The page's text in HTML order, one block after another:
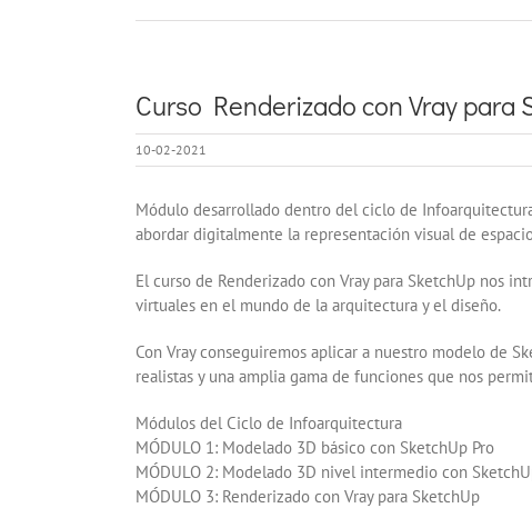
Curso Renderizado con Vray para
10-02-2021
Módulo desarrollado dentro del ciclo de
abordar digitalmente la representación visual de
El curso de Renderizado con Vray para SketchUp nos
virtuales en el mundo de la arquitectura y el diseño.
Con Vray conseguiremos aplicar a nuestro modelo de
realistas y una amplia gama de funciones que nos
Módulos del Ciclo de Infoarquitectura
MÓDULO 1: Modelado 3D básico con SketchUp Pro
MÓDULO 2: Modelado 3D nivel intermedio con
MÓDULO 3: Renderizado con Vray para SketchUp